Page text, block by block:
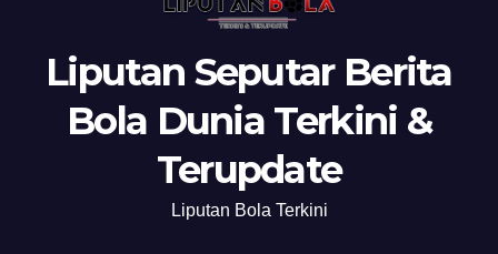
Liputan Seputar Berita
Bola Dunia Terkini &
Terupdate
Liputan Bola Terkini